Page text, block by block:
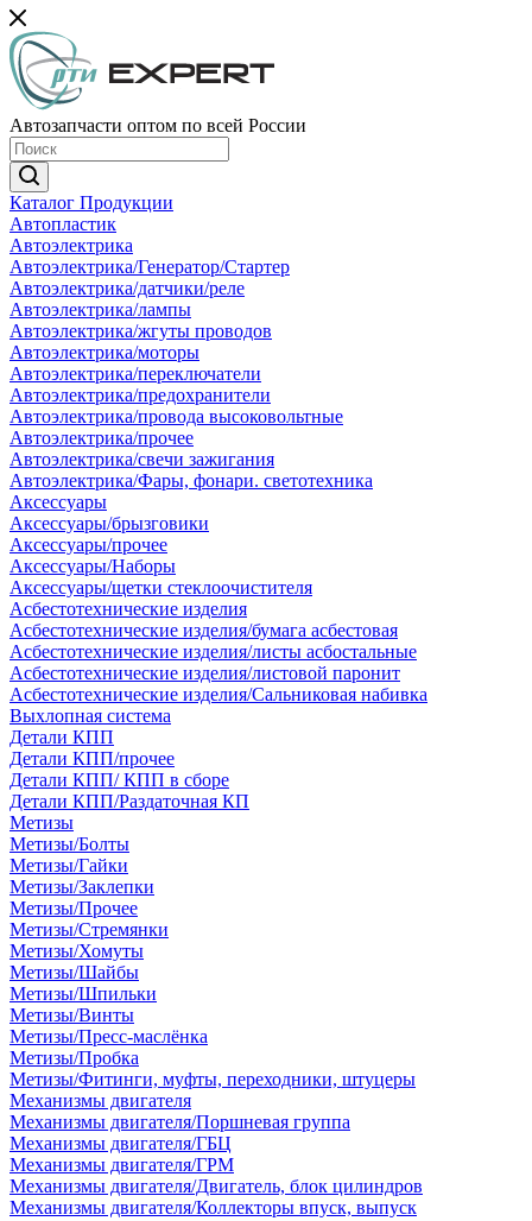
Автозапчасти оптом по всей России
Каталог Продукции
Автопластик
Автоэлектрика
Автоэлектрика/Генератор/Стартер
Автоэлектрика/датчики/реле
Автоэлектрика/лампы
Автоэлектрика/жгуты проводов
Автоэлектрика/моторы
Автоэлектрика/переключатели
Автоэлектрика/предохранители
Автоэлектрика/провода высоковольтные
Автоэлектрика/прочее
Автоэлектрика/свечи зажигания
Автоэлектрика/Фары, фонари. светотехника
Аксессуары
Аксессуары/брызговики
Аксессуары/прочее
Аксессуары/Наборы
Аксессуары/щетки стеклоочистителя
Асбестотехнические изделия
Асбестотехнические изделия/бумага асбестовая
Асбестотехнические изделия/листы асбостальные
Асбестотехнические изделия/листовой паронит
Асбестотехнические изделия/Сальниковая набивка
Выхлопная система
Детали КПП
Детали КПП/прочее
Детали КПП/ КПП в сборе
Детали КПП/Раздаточная КП
Метизы
Метизы/Болты
Метизы/Гайки
Метизы/Заклепки
Метизы/Прочее
Метизы/Стремянки
Метизы/Хомуты
Метизы/Шайбы
Метизы/Шпильки
Метизы/Винты
Метизы/Пресс-маслёнка
Метизы/Пробка
Метизы/Фитинги, муфты, переходники, штуцеры
Механизмы двигателя
Механизмы двигателя/Поршневая группа
Механизмы двигателя/ГБЦ
Механизмы двигателя/ГРМ
Механизмы двигателя/Двигатель, блок цилиндров
Механизмы двигателя/Коллекторы впуск, выпуск